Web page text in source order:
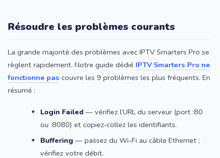
Résoudre les problèmes courants
La grande majorité des problèmes avec IPTV Smarters Pro se
règlent rapidement. Notre guide dédié IPTV Smarters Pro ne
fonctionne pas couvre les 9 problèmes les plus fréquents. En
résumé :
Login Failed— vérifiez l’URL du serveur (port :80
ou :8080) et copiez-collez les identifiants.
Buffering — passez du Wi-Fi au câble Ethernet ;
vérifiez votre débit.